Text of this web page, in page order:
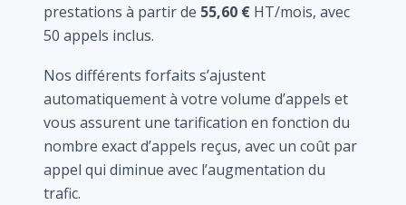
prestations à partir de 55,60 € HT/mois, avec
50 appels inclus.
Nos différents forfaits s’ajustent
automatiquement à votre volume d’appels et
vous assurent une tarification en fonction du
nombre exact d’appels reçus, avec un coût par
appel qui diminue avec l’augmentation du
trafic.